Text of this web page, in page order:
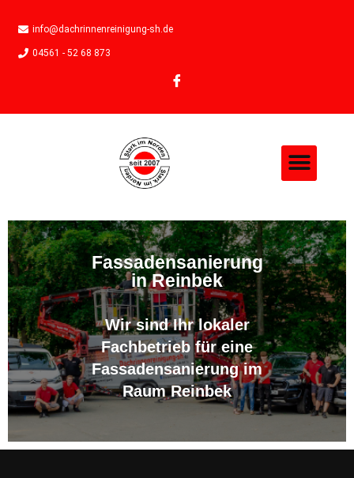
info@dachrinnenreinigung-sh.de
04561 - 52 68 873
Fassadensanierung
in Reinbek
Wir sind Ihr lokaler
Fachbetrieb für eine
Fassadensanierung im
Raum Reinbek